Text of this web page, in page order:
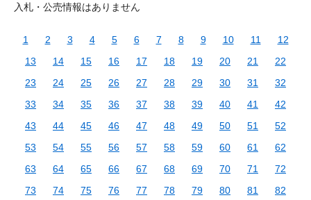
入札・公売情報はありません
1 2 3 4 5 6 7 8 9 10 11
12
13
14 15 16 17 18 19 20 21
22
23
24 25 26 27 28 29 30 31
32
33
34 35 36 37 38 39 40 41
42
43
44 45 46 47 48 49 50 51
52
53
54 55 56 57 58 59 60 61
62
63
64 65 66 67 68 69 70 71
72
73
74 75 76 77 78 79 80 81
82